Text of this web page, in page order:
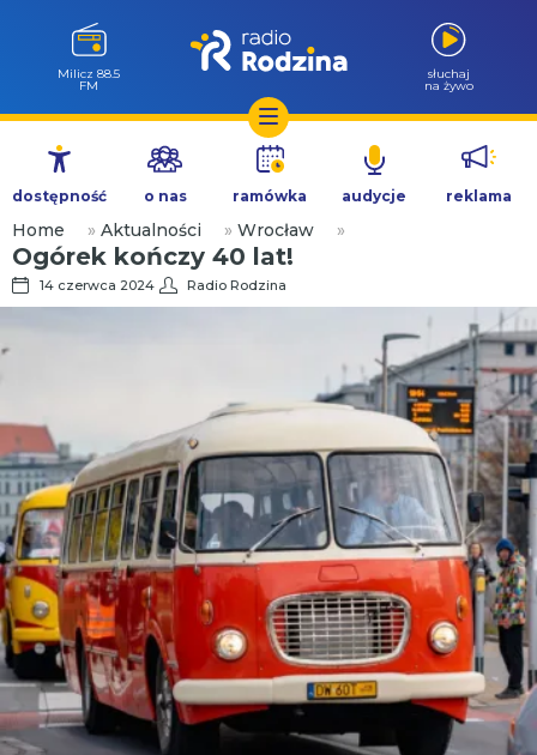
Przejdź
treści
Milicz 88.5
FM
słuchaj
na żywo
dostępność o nas ramówka audycje reklama
Home » Aktualności » Wrocław »
Ogórek kończy 40 lat!
14 czerwca 2024 Radio Rodzina